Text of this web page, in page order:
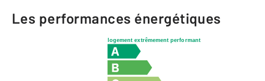
Les performances énergétiques
logement extrêmement performant